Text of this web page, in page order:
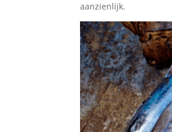
aanzienlijk.